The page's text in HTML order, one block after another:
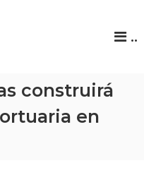
..
construirá
en